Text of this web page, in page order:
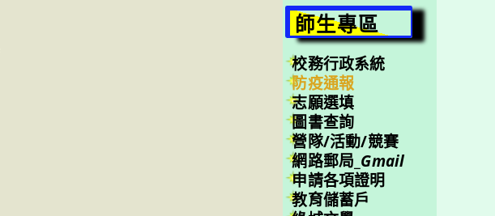
師生專區
校務行政系統
防疫通報
志願選填
圖書查詢
營隊/活動/競賽
網路郵局_ Gmail
申請各項證明
教育儲蓄戶